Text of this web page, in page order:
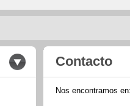
Contacto
Nos encontramos en: